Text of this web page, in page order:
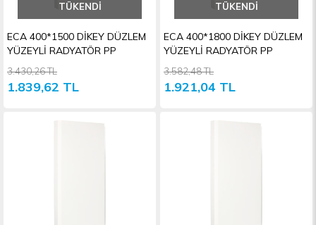
TÜKENDI
ECA 400*1500 DİKEY DÜZLEM
YÜZEYLİ RADYATÖR PP
1.839,62 TL
3.430,26 TL
TÜKENDI
ECA 400*1800 DİKEY DÜZLEM
YÜZEYLİ RADYATÖR PP
1.921,04 TL
3.582,48 TL